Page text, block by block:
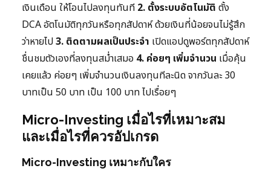
เงินเดือน ให้โอนไปลงทุนทันที 2. ตั้งระบบอัตโนมัติ ตั้ง
DCA อัตโนมัติทุกวันหรือทุกสัปดาห์ ด้วยเงินที่น้อยจนไม่รู้สึก
ว่าหายไป3. ติดตามผลเป็นประจำ เปิดแอปดูพอร์ตทุกสัปดาห์
ชื่นชมตัวเองที่ลงทุนสม่ำเสมอ 4. ค่อยๆ เพิ่มจำนวน เมื่อคุ้น
เคยแล้ว ค่อยๆ เพิ่มจำนวนเงินลงทุนทีละนิด จากวันละ 30
บาทเป็น 50 บาท เป็น 100 บาท ไปเรื่อยๆ
Micro-Investing เมื่อไรที่เหมาะสม
และเมื่อไรที่ควรอัปเกรด
Micro-Investing เหมาะกับใคร